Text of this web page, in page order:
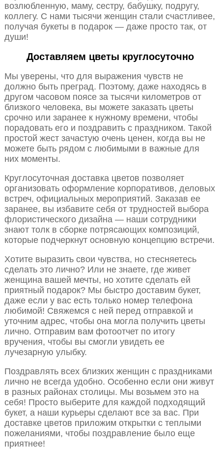
возлюбленную, маму, сестру, бабушку, подругу,
коллегу. С нами тысячи женщин стали счастливее,
получая букеты в подарок — даже просто так, от
души!
Доставляем цветы круглосуточно
Мы уверены, что для выражения чувств не
должно быть преград. Поэтому, даже находясь в
другом часовом поясе за тысячи километров от
близкого человека, вы можете заказать цветы
срочно или заранее к нужному времени, чтобы
порадовать его и поздравить с праздником. Такой
простой жест зачастую очень ценен, когда вы не
можете быть рядом с любимыми в важные для
них моменты.
Круглосуточная доставка цветов позволяет
организовать оформление корпоративов, деловых
встреч, официальных мероприятий. Заказав ее
заранее, вы избавите себя от трудностей выбора
флористического дизайна — наши сотрудники
знают толк в сборке потрясающих композиций,
которые подчеркнут основную концепцию встречи.
Хотите выразить свои чувства, но стесняетесь
сделать это лично? Или не знаете, где живет
женщина вашей мечты, но хотите сделать ей
приятный подарок? Мы быстро доставим букет,
даже если у вас есть только номер телефона
любимой! Свяжемся с ней перед отправкой и
уточним адрес, чтобы она могла получить цветы
лично. Отправим вам фотоотчет по итогу
вручения, чтобы вы смогли увидеть ее
лучезарную улыбку.
Поздравлять всех близких женщин с праздниками
лично не всегда удобно. Особенно если они живут
в разных районах столицы. Мы возьмем это на
себя! Просто выберите для каждой подходящий
букет, а наши курьеры сделают все за вас. При
доставке цветов приложим открытки с теплыми
пожеланиями, чтобы поздравление было еще
приятнее!